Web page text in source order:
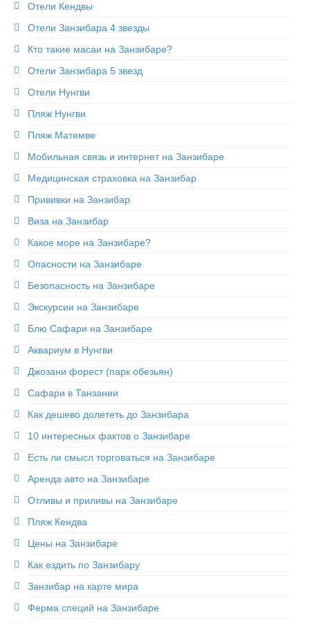
Блю Сафари на Занзибаре
Рыбалка на Занзибаре
Сапсерфинг на Занзибаре
Снорклинг на Занзибаре
Аквариум в Нунгви
1 USD = 2400 TZS
Отели Кендвы
Отели Занзибара 4 звезды
Кто такие масаи на Занзибаре?
Отели Занзибара 5 звезд
Отели Нунгви
Пляж Нунгви
Пляж Матемве
Мобильная связь и интернет на Занзибаре
Медицинская страховка на Занзибар
Прививки на Занзибар
Виза на Занзибар
Какое море на Занзибаре?
Опасности на Занзибаре
Безопасность на Занзибаре
Экскурсии на Занзибаре
Блю Сафари на Занзибаре
Аквариум в Нунгви
Джозани форест (парк обезьян)
Сафари в Танзании
Как дешево долететь до Занзибара
10 интересных фактов о Занзибаре
Есть ли смысл торговаться на Занзибаре
Аренда авто на Занзибаре
Отливы и приливы на Занзибаре
Пляж Кендва
Цены на Занзибаре
Как ездить по Занзибару
Занзибар на карте мира
Ферма специй на Занзибаре